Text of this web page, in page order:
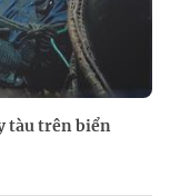
tàu trên biển